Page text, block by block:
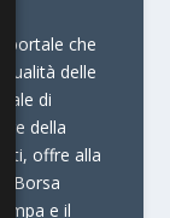
portale che
delle
di
della
offre alla
la Borsa
e il